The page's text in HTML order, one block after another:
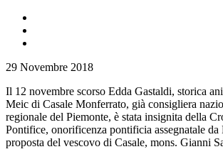
29 Novembre 2018
Il 12 novembre scorso Edda Gastaldi, storica
Meic di Casale Monferrato, già consigliera
regionale del Piemonte, è stata insignita della
Pontifice, onorificenza pontificia assegnatale da
proposta del vescovo di Casale, mons. Gianni